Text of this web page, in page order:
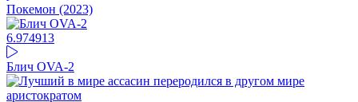
Покемон (2023)
6.974913
Блич OVA-2